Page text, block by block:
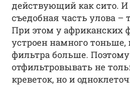
действующий как сито. И
съедобная часть улова –
При этом у
устроен намного тоньше,
фильтра больше.
отфильтровывать не
креветок, но и